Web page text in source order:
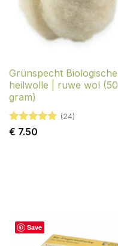
Grünspecht Biologische
heilwolle | ruwe wol (50
gram)
Gewaardeerd
(24)
€ 7.50
Save